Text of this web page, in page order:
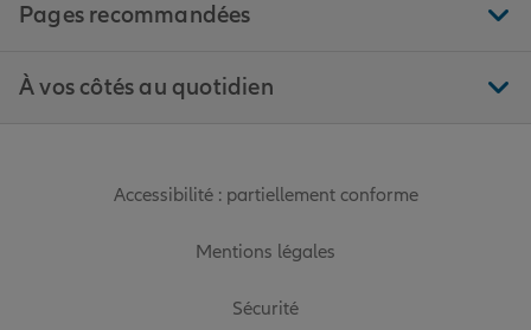
Pages recommandées
À vos côtés au quotidien
Accessibilité : partiellement conforme
Mentions légales
Sécurité